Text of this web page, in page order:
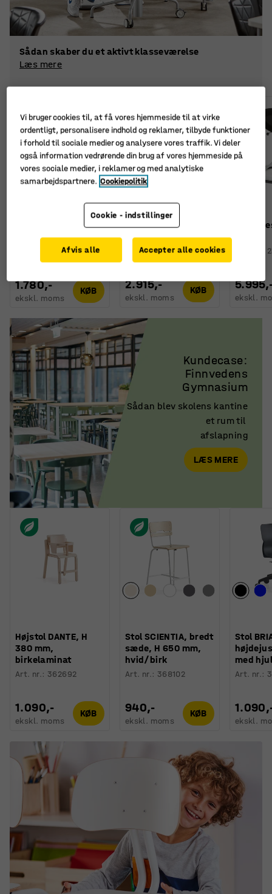
Sådan skaber du et aktivt klasseværelse
Læs mere
Balancetaburet
SEATON med hjul,
lysegråt sæde
Art. nr.:234732
1.780,-
ekskl. moms
KØB
Kontorcykel
TREADLE, sort
Art. nr.:23400
2.915,-
ekskl. moms
KØB
ekskl.
Kundecase:
Finnvedens
Gymnasium
Sådan blev skolens kantine
et rum til
afslapning
LÆS MERE
Højstol DANTE, H
380 mm,
birkelaminat
Art. nr.: 362692
1.090,-
ekskl. moms
KØB
Stol SCIENTIA, bredt
sæde, H 650 mm,
hvid/birk
Art. nr.: 368102
940,-
ekskl. moms
KØB
Stol
med
Art. nr.:
ekskl.
Vi bruger cookies til, at få vores hjemmeside til at virke
ordentligt, personalisere indhold og reklamer, tilbyde funktioner
i forhold til sociale medier og analysere vores traffik. Vi deler
også information vedrørende din brug af vores hjemmeside på
vores sociale medier, i reklamer og med analytiske
samarbejdspartnere. Cookiepolitik
Cookie - indstillinger
Afvis alle Accepter alle cookies